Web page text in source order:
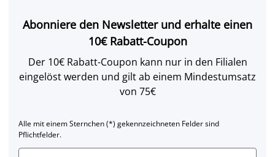
Abonniere den Newsletter und erhalte einen
10€ Rabatt-Coupon
Der 10€ Rabatt-Coupon kann nur in den Filialen
eingelöst werden und gilt ab einem Mindestumsatz
von 75€
Alle mit einem Sternchen (*) gekennzeichneten Felder sind
Pflichtfelder.